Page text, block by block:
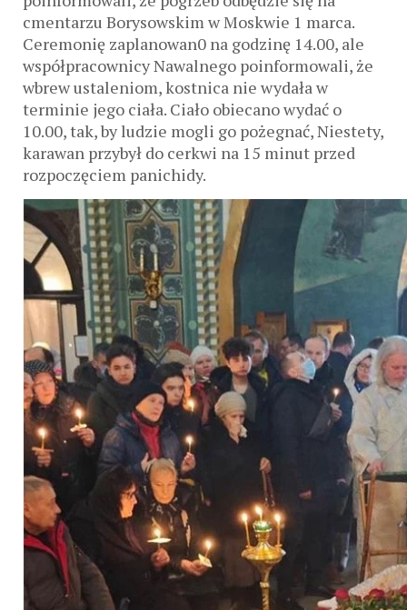
cmentarzu Borysowskim w Moskwie 1 marca.
Ceremonię zaplanowan0 na godzinę 14.00, ale
współpracownicy Nawalnego poinformowali, że
wbrew ustaleniom, kostnica nie wydała w
terminie jego ciała. Ciało obiecano wydać o
10.00, tak, by ludzie mogli go pożegnać, Niestety,
karawan przybył do cerkwi na 15 minut przed
rozpoczęciem panichidy.